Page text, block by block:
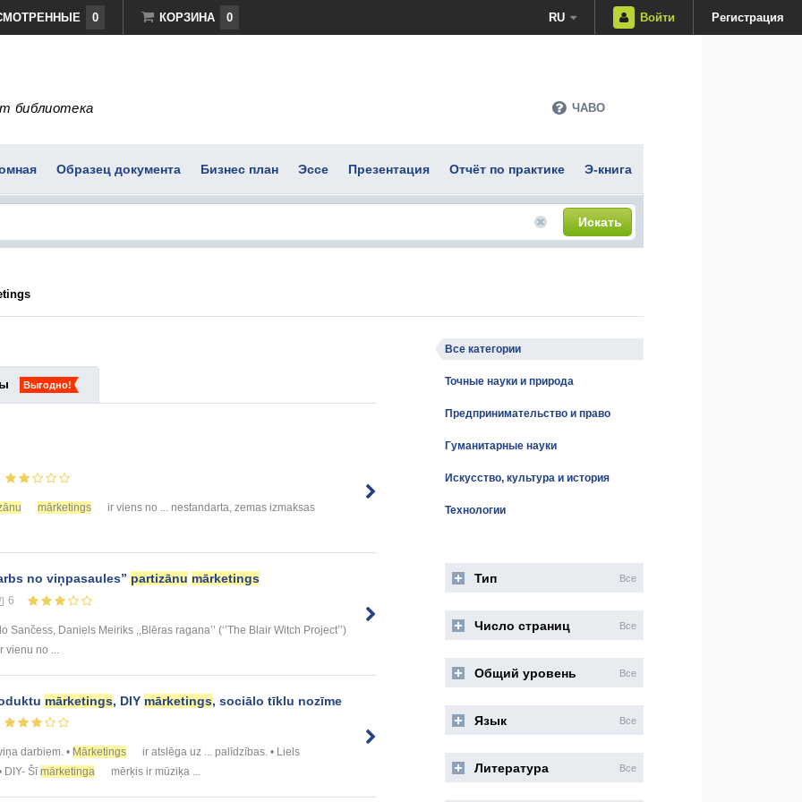
0 КОРЗИНА 0 RU Войти Регистрация
библиотека ЧАВО
Образец документа Бизнес план Эссе Презентация Отчёт по практике Э-книга
Искать
Выгодно!
mārketings
ir viens no ... nestandarta, zemas izmaksas
no viņpasaules” partizānu mārketings
6
Daniels Meiriks ,,Blēras ragana’’ (‘’The Blair Witch Project’’)
no ...
mārketings, DIY mārketings, sociālo tīklu nozīme
darbiem. • Mārketings
ir atslēga uz ... palīdzības. • Liels
DIY- Šī mārketinga mērķis ir mūziķa ...
Все категории
Точные науки и природа
Предпринимательство и право
Гуманитарные науки
Искусство, культура и история
Технологии
Тип Все
Число страниц Все
Общий уровень Все
Язык Все
Литература Все